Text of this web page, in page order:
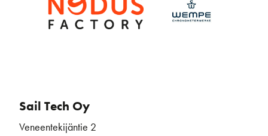
Sail Tech Oy
Veneentekijäntie 2